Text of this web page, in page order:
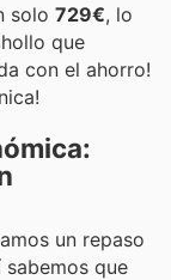
solo 729€, lo
que
con el ahorro!
un repaso
que